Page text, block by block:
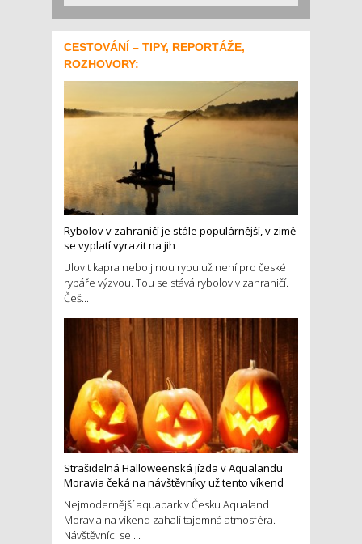
CESTOVÁNÍ – TIPY, REPORTÁŽE,
ROZHOVORY:
Rybolov v zahraničí je stále populárnější, v zimě
se vyplatí vyrazit na jih
Ulovit kapra nebo jinou rybu už není pro české
rybáře výzvou. Tou se stává rybolov v zahraničí.
Češ...
Strašidelná Halloweenská jízda v Aqualandu
Moravia čeká na návštěvníky už tento víkend
Nejmodernější aquapark v Česku Aqualand
Moravia na víkend zahalí tajemná atmosféra.
Návštěvníci se ...